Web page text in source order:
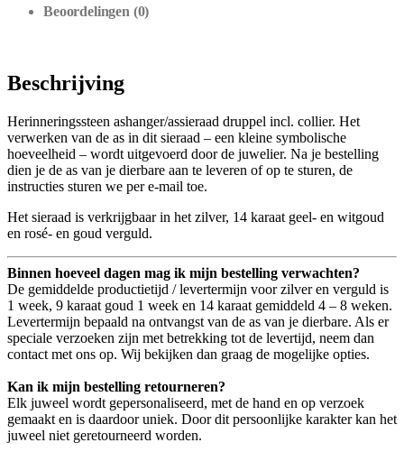
Beoordelingen (0)
Beschrijving
Herinneringssteen ashanger/assieraad druppel incl. collier. Het
verwerken van de as in dit sieraad – een kleine symbolische
hoeveelheid – wordt uitgevoerd door de juwelier. Na je bestelling
dien je de as van je dierbare aan te leveren of op te sturen, de
instructies sturen we per e-mail toe.
Het sieraad is verkrijgbaar in het zilver, 14 karaat geel- en witgoud
en rosé- en goud verguld.
Binnen hoeveel dagen mag ik mijn bestelling verwachten?
De gemiddelde productietijd / levertermijn voor zilver en verguld is
1 week, 9 karaat goud 1 week en 14 karaat gemiddeld 4 – 8 weken.
Levertermijn bepaald na ontvangst van de as van je dierbare. Als er
speciale verzoeken zijn met betrekking tot de levertijd, neem dan
contact met ons op. Wij bekijken dan graag de mogelijke opties.
Kan ik mijn bestelling retourneren?
Elk juweel wordt gepersonaliseerd, met de hand en op verzoek
gemaakt en is daardoor uniek. Door dit persoonlijke karakter kan het
juweel niet geretourneerd worden.